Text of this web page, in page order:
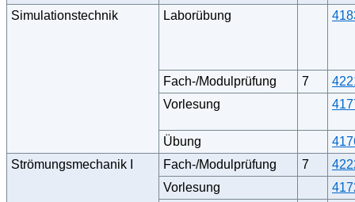
Simulationstechnik
Laborübung
Fach-/Modulprüfung 7
Vorlesung
Übung
Strömungsmechanik I
Fach-/Modulprüfung 7
Vorlesung